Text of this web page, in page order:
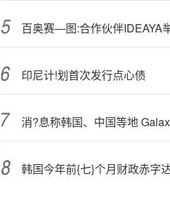
印尼计!划首次发行点心债